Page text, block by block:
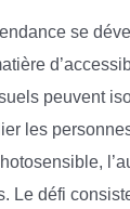
se
peuvent
les
Le défi